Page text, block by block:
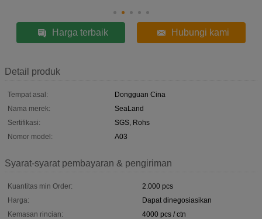
Harga terbaik Hubungi kami
Detail produk
Tempat asal:
Dongguan Cina
Nama merek:
SeaLand
Sertifikasi:
SGS, Rohs
Nomor model:
A03
Syarat-syarat pembayaran & pengiriman
Kuantitas min Order:
2.000 pcs
Harga:
Dapat dinegosiasikan
Kemasan rincian:
4000 pcs / ctn